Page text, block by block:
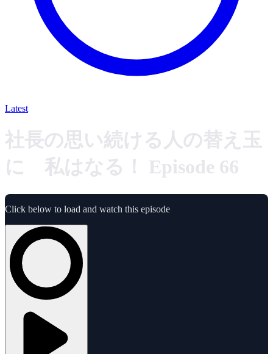
Latest
社長の思い続ける人の替え玉
に 私はなる！ Episode 66
Click below to load and watch this episode